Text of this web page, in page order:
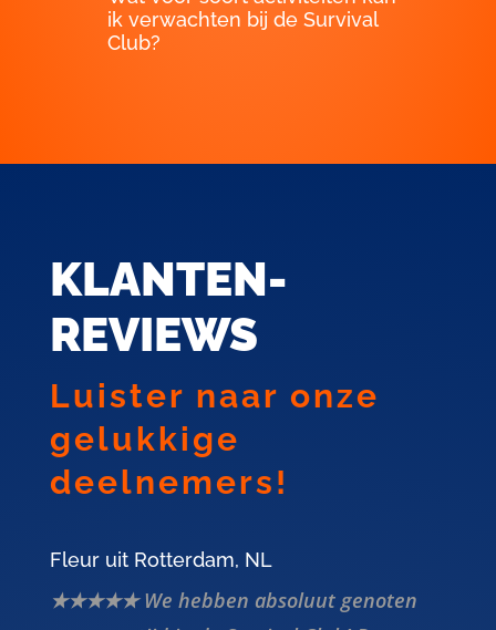
REVIEWS
Luister naar onze
gelukkige
deelnemers!
hindernisbaan was goed ontworpen en